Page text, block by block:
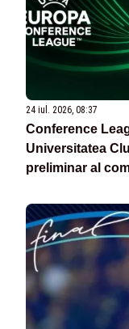
24 iul. 2026, 08:37
Conference
Universitatea
preliminar al